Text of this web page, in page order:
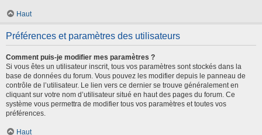
Haut
Préférences et paramètres des utilisateurs
Comment puis-je modifier mes paramètres ?
Si vous êtes un utilisateur inscrit, tous vos paramètres sont stockés dans la
base de données du forum. Vous pouvez les modifier depuis le panneau de
contrôle de l’utilisateur. Le lien vers ce dernier se trouve généralement en
cliquant sur votre nom d’utilisateur situé en haut des pages du forum. Ce
système vous permettra de modifier tous vos paramètres et toutes vos
préférences.
Haut